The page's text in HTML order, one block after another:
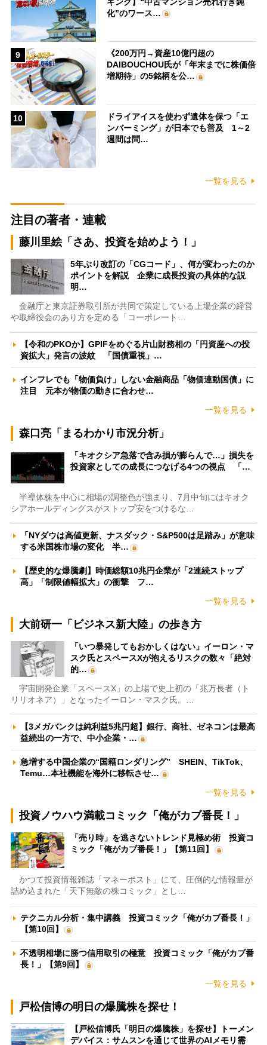
化”のワース…
9
《200万円→資産10億円超の
DAIBOUCHOU氏が「年末までに株価倍
増期待」の5銘柄を公…
10
ドライアイスを使わず遺体を保つ「エ
ンバーミング」が日本でも普及 1～2
週間は問…
一覧を見る
注目の著者・連載
藤川里絵「さあ、投資を始めよう！」
5年ぶり改訂の「CGコード」、何が変わったのか
ポイントを解説 企業に成長投資の具体的な説
明…
金融庁と東京証券取引所が共同で策定している上場企業の経営
や取締役会のあり方を定める「コーポレート…
【令和のPKOか】GPIFをめぐる片山財務相の「円資産への投
資拡大」発言の波紋 「国債重視」…
インフレでも「物価負け」しない金融商品「物価連動国債」に
注目 元本が物価の動きに合わせ…
一覧を見る
森口亮「まるわかり市況分析」
「キオクシア急落で含み損が膨らんで…」損失を
投資家としての成長につなげる4つの視点 「…
半導体株を中心に相場の調整色が強まり、7月中旬にはキオク
シアホールディングスがストップ安をつけるな…
「NYダウは高値更新、ナスダック・S&P500は足踏み」が意味
する米国株市場の変化 半…
【歴史的な爆騰劇】時価総額10兆円企業が「2連続ストップ
高」「制限値幅拡大」の衝撃 フ…
一覧を見る
大前研一「ビジネス新大陸」の歩き方
「いつ暴発してもおかしくはない」イーロン・マ
スク氏とスペースXが抱えるリスクの数々「絶対
的…
宇宙開発企業「スペースX」の上場で史上初の「兆万長者（ト
リリオネア）」となったイーロン・マスク氏。…
【3メガバンクは純利益5兆円超】銀行、商社、ゼネコンは最高
益続出の一方で、中小企業・…
急増する中国企業の“国籍ロンダリング” SHEIN、TikTok、
Temu…本社機能を海外に移転させ…
一覧を見る
投資ノウハウ満載コミック「俺がカブ番長！」
「売り時」を逃さないトレンド見極め術 投資コ
ミック「俺がカブ番長！」【第11回】
かつて投資情報雑誌「マネーポスト」にて、圧倒的な情報量が
詰め込まれた「天下無敵の株コミック」とし…
テクニカル分析・集中講義 投資コミック「俺がカブ番長！」
【第10回】
不透明相場に勝つ信用取引の極意 投資コミック「俺がカブ番
長！」【第9回】
一覧を見る
戸松信博の明日の爆騰株を探せ！
【戸松信博氏「明日の爆騰株」を探せ】トーメン
デバイス：サムスンを通じて世界のAIメモリ需